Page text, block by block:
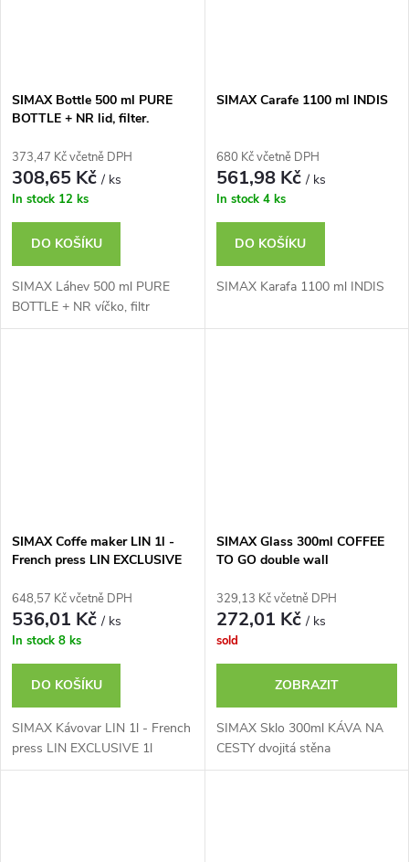
SIMAX Bottle 500 ml PURE
BOTTLE + NR lid, filter.
373,47 Kč včetně DPH
308,65 Kč/ ks
In stock 12 ks
DO KOŠÍKU
SIMAX Láhev 500 ml PURE
BOTTLE + NR víčko, filtr
SIMAX Carafe 1100 ml INDIS
680 Kč včetně DPH
561,98 Kč/ ks
In stock 4 ks
DO KOŠÍKU
SIMAX Karafa 1100 ml INDIS
SIMAX Coffe maker LIN 1l -
French press LIN EXCLUSIVE
648,57 Kč včetně DPH
536,01 Kč/ ks
In stock 8 ks
DO KOŠÍKU
SIMAX Kávovar LIN 1l - French
press LIN EXCLUSIVE 1l
SIMAX Glass 300ml COFFEE
TO GO double wall
329,13 Kč včetně DPH
272,01 Kč/ ks
sold
ZOBRAZIT
SIMAX Sklo 300ml KÁVA NA
CESTY dvojitá stěna